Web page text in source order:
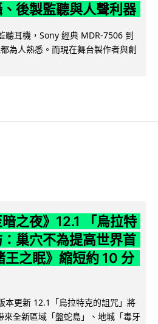
後製監聽與人聲利器
聽耳機，Sony 經典 MDR-7506 到
為人熟悉。而現在舞台製作者與創
暗之夜》12.1 「烏拉特
巢穴不為提高世界首
王之眠》縮短約 10 分
本更新 12.1「烏拉特克的詛咒」將
全新區域「盤蛇島」、地城「毒牙